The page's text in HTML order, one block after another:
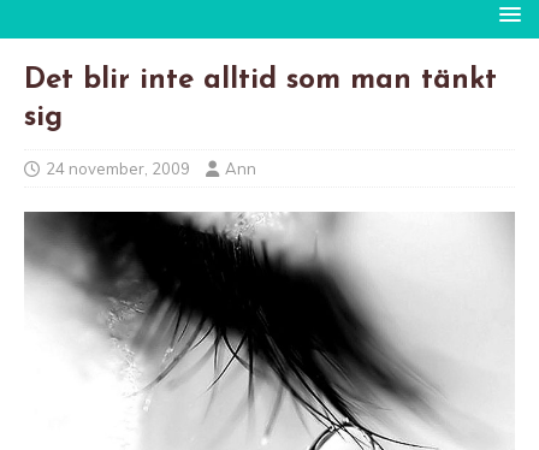
Det blir inte alltid som man tänkt
sig
24 november, 2009 Ann